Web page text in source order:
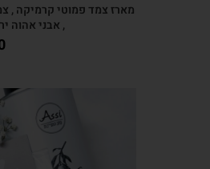
מארז צמד פמוטי קרמיקה ,
, אבני אהוה